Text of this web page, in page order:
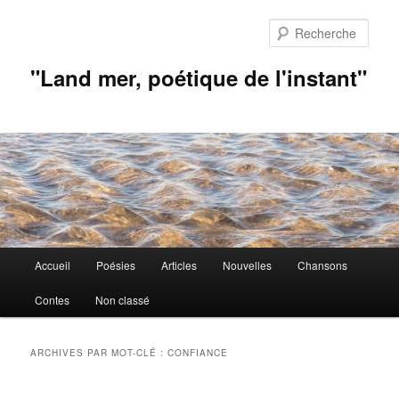
"Land mer, poétique de l'instant"
principal
Accueil Poésies Articles Nouvelles Chansons
Contes Non classé
ARCHIVES PAR MOT-CLÉ :CONFIANCE